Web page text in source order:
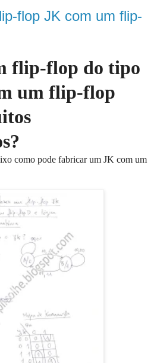
flop JK com um flip-
flip-flop do tipo
um flip-flop
como pode fabricar um JK com um